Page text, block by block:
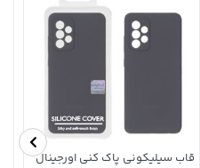
قاب سیلیکونی پاک کنی اورجینال